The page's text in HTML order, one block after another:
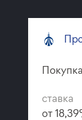
ставка
от